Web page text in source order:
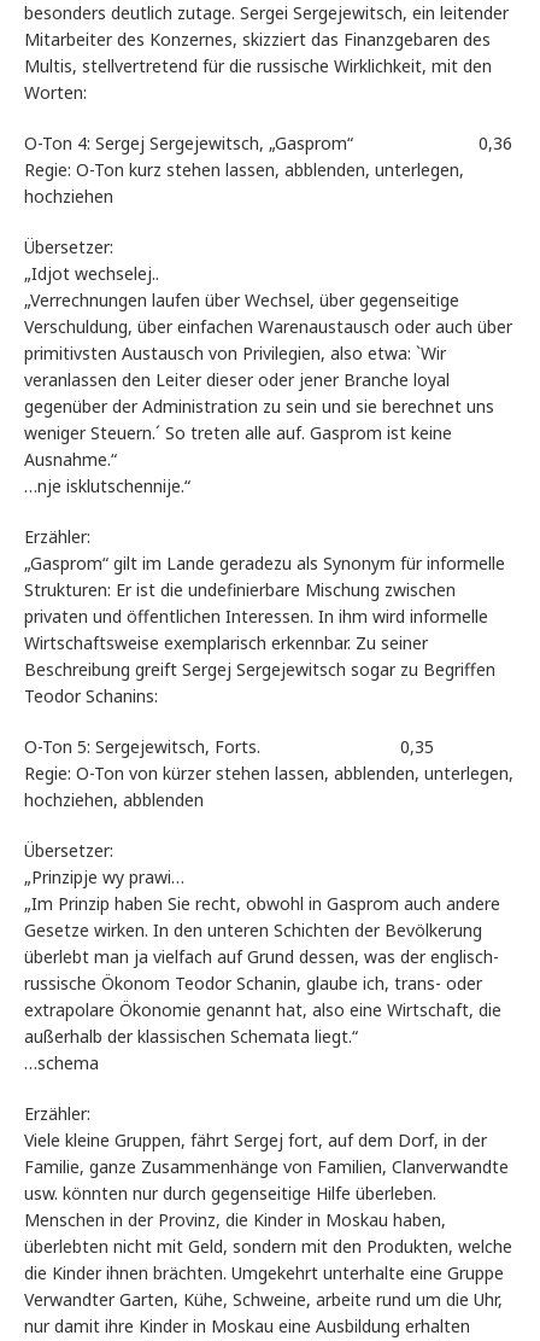
besonders deutlich zutage. Sergei Sergejewitsch, ein leitender
Mitarbeiter des Konzernes, skizziert das Finanzgebaren des
Multis, stellvertretend für die russische Wirklichkeit, mit den
Worten:
O-Ton 4: Sergej Sergejewitsch, „Gasprom“ 0,36
Regie: O-Ton kurz stehen lassen, abblenden, unterlegen,
hochziehen
Übersetzer:
„Idjot wechselej..
„Verrechnungen laufen über Wechsel, über gegenseitige
Verschuldung, über einfachen Warenaustausch oder auch über
primitivsten Austausch von Privilegien, also etwa: `Wir
veranlassen den Leiter dieser oder jener Branche loyal
gegenüber der Administration zu sein und sie berechnet uns
weniger Steuern.´ So treten alle auf. Gasprom ist keine
Ausnahme.“
…nje isklutschennije.“
Erzähler:
„Gasprom“ gilt im Lande geradezu als Synonym für informelle
Strukturen: Er ist die undefinierbare Mischung zwischen
privaten und öffentlichen Interessen. In ihm wird informelle
Wirtschaftsweise exemplarisch erkennbar. Zu seiner
Beschreibung greift Sergej Sergejewitsch sogar zu Begriffen
Teodor Schanins:
O-Ton 5: Sergejewitsch, Forts. 0,35
Regie: O-Ton von kürzer stehen lassen, abblenden, unterlegen,
hochziehen, abblenden
Übersetzer:
„Prinzipje wy prawi…
„Im Prinzip haben Sie recht, obwohl in Gasprom auch andere
Gesetze wirken. In den unteren Schichten der Bevölkerung
überlebt man ja vielfach auf Grund dessen, was der englisch-
russische Ökonom Teodor Schanin, glaube ich, trans- oder
extrapolare Ökonomie genannt hat, also eine Wirtschaft, die
außerhalb der klassischen Schemata liegt.“
…schema
Erzähler:
Viele kleine Gruppen, fährt Sergej fort, auf dem Dorf, in der
Familie, ganze Zusammenhänge von Familien, Clanverwandte
usw. könnten nur durch gegenseitige Hilfe überleben.
Menschen in der Provinz, die Kinder in Moskau haben,
überlebten nicht mit Geld, sondern mit den Produkten, welche
die Kinder ihnen brächten. Umgekehrt unterhalte eine Gruppe
Verwandter Garten, Kühe, Schweine, arbeite rund um die Uhr,
nur damit ihre Kinder in Moskau eine Ausbildung erhalten